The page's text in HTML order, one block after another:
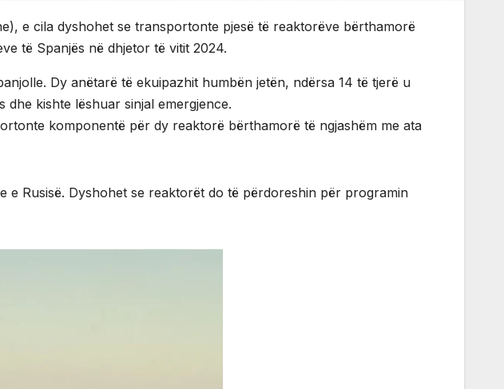
e cila dyshohet se transportonte pjesë të reaktorëve bërthamorë
të Spanjës në dhjetor të vitit 2024.
Dy anëtarë të ekuipazhit humbën jetën, ndërsa 14 të tjerë u
kishte lëshuar sinjal emergjence.
komponentë për dy reaktorë bërthamorë të ngjashëm me ata
e Rusisë. Dyshohet se reaktorët do të përdoreshin për programin